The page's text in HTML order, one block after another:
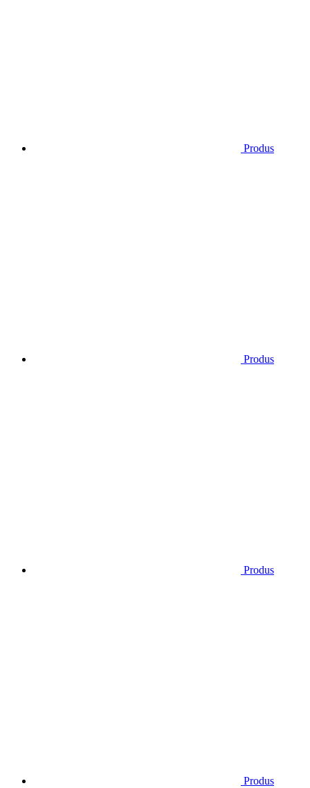
Produs
Produs
Produs
Produs